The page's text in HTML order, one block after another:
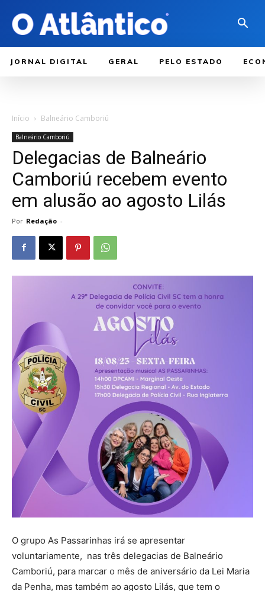
JORNAL DIGITAL GERAL PELO ESTADO
Início Balneário Camboriú
Balneário Camboriú
Delegacias de Balneário
Camboriú recebem evento
em alusão ao agosto Lilás
Por Redação -
O grupo As Passarinhas irá se apresentar
voluntariamente, nas três delegacias de Balneário
Camboriú, para marcar o mês de aniversário da Lei Maria
da Penha, mas também ao agosto Lilás, que tem o